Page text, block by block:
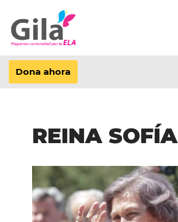
Saltar
al
contenido
Dona ahora
REINA SOFÍA